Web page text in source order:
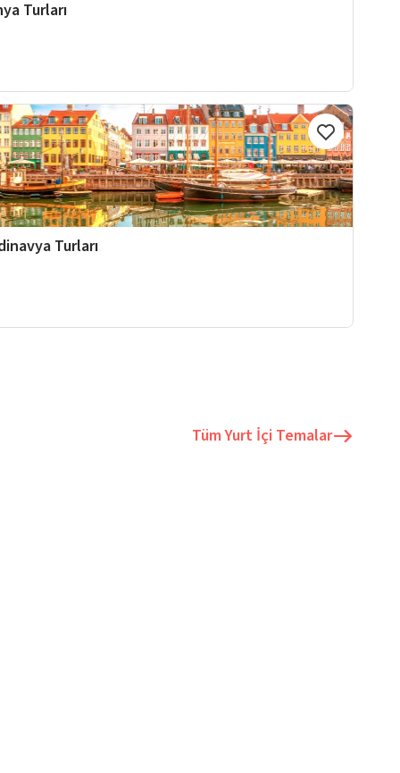
Turları
Turları
TümYurt İçi Temalar